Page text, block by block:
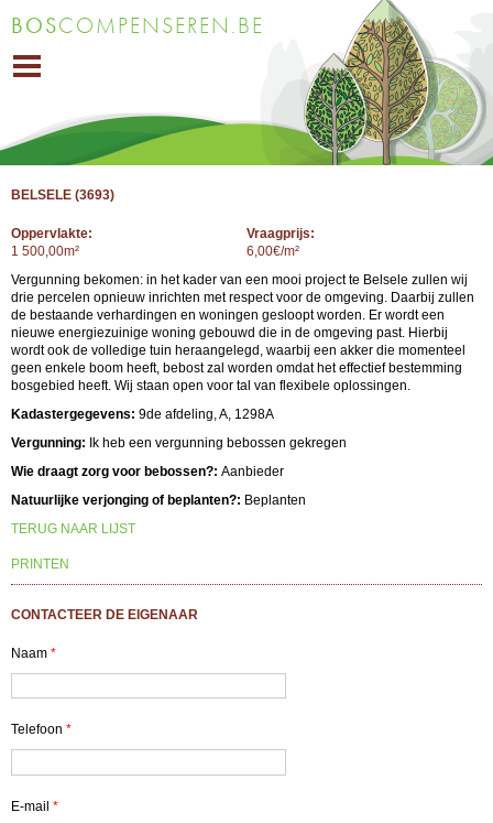
en naar
BOSCOMPENSEREN.BE
BELSELE (3693)
Oppervlakte:
1 500,00m²
Vraagprijs:
6,00€/m²
Vergunning bekomen: in het kader van een mooi project te Belsele zullen wij
drie percelen opnieuw inrichten met respect voor de omgeving. Daarbij zullen
de bestaande verhardingen en woningen gesloopt worden. Er wordt een
nieuwe energiezuinige woning gebouwd die in de omgeving past. Hierbij
wordt ook de volledige tuin heraangelegd, waarbij een akker die momenteel
geen enkele boom heeft, bebost zal worden omdat het effectief bestemming
bosgebied heeft. Wij staan open voor tal van flexibele oplossingen.
Kadastergegevens: 9de afdeling, A, 1298A
Vergunning: Ik heb een vergunning bebossen gekregen
Wie draagt zorg voor bebossen?: Aanbieder
Natuurlijke verjonging of beplanten?: Beplanten
TERUG NAAR LIJST
PRINTEN
CONTACTEER DE EIGENAAR
Naam *
Telefoon *
E-mail *